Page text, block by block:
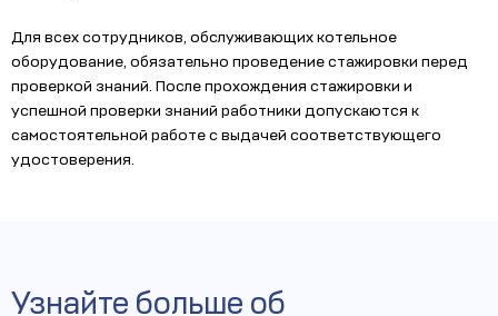
Для всех сотрудников, обслуживающих котельное
оборудование, обязательно проведение стажировки перед
проверкой знаний. После прохождения стажировки и
успешной проверки знаний работники допускаются к
самостоятельной работе с выдачей соответствующего
удостоверения.
Узнайте больше об